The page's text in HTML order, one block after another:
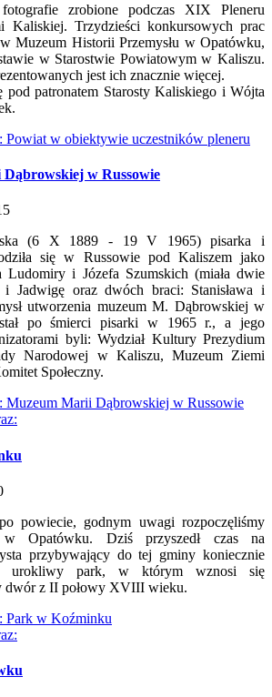
fotografie zrobione podczas XIX Pleneru
Trzydzieści konkursowych prac
Muzeum Historii Przemysłu w Opatówku,
w Starostwie Powiatowym w Kaliszu.
jest ich znacznie więcej.
pod patronatem Starosty Kaliskiego i Wójta
Powiat w obiektywie uczestników pleneru
w Russowie
(6 X 1889 - 19 V 1965) pisarka i
się w Russowie pod Kaliszem jako
Ludomiry i Józefa Szumskich (miała dwie
i Jadwigę oraz dwóch braci: Stanisława i
utworzenia muzeum M. Dąbrowskiej w
po śmierci pisarki w 1965 r., a jego
byli: Wydział Kultury Prezydium
Narodowej w Kaliszu, Muzeum Ziemi
Społeczny.
Muzeum Marii Dąbrowskiej w Russowie
powiecie, godnym uwagi rozpoczęliśmy
Opatówku. Dziś przyszedł czas na
przybywający do tej gminy koniecznie
urokliwy park, w którym wznosi się
dwór z II połowy XVIII wieku.
Park w Koźminku